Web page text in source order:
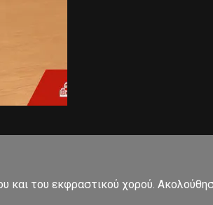
του εκφραστικού χορού.